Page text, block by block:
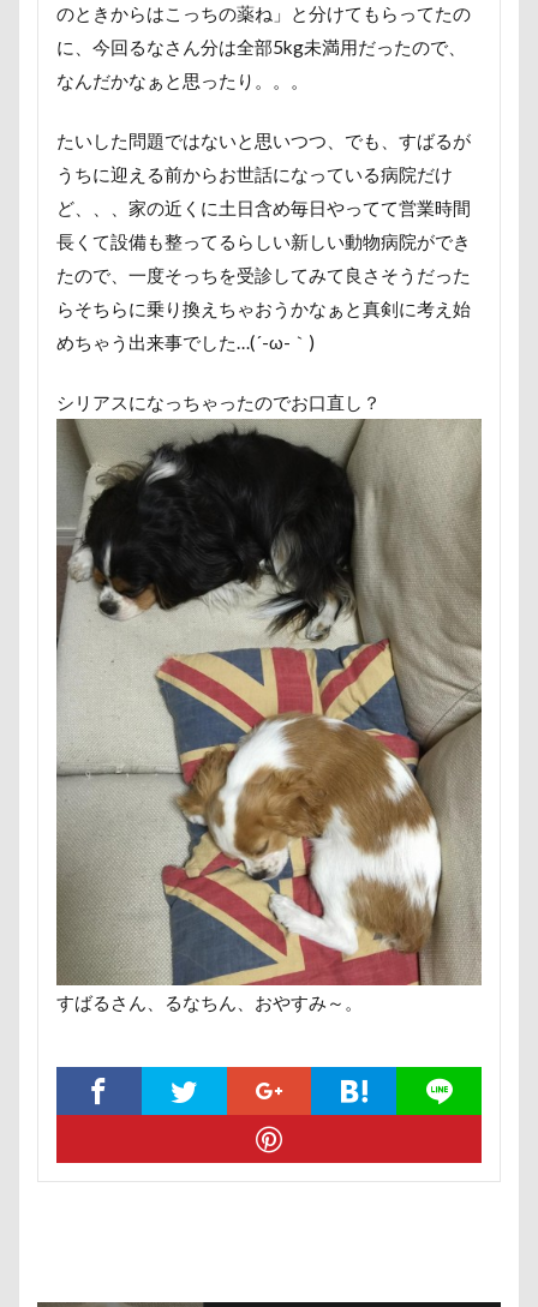
のときからはこっちの薬ね」と分けてもらってたの
に、今回るなさん分は全部5kg未満用だったので、
なんだかなぁと思ったり。。。
たいした問題ではないと思いつつ、でも、すばるが
うちに迎える前からお世話になっている病院だけ
ど、、、家の近くに土日含め毎日やってて営業時間
長くて設備も整ってるらしい新しい動物病院ができ
たので、一度そっちを受診してみて良さそうだった
らそちらに乗り換えちゃおうかなぁと真剣に考え始
めちゃう出来事でした…(´-ω-｀)
シリアスになっちゃったのでお口直し？
すばるさん、るなちん、おやすみ～。
萌華ちゃん
萌ちゃん 菜の花
草津温泉
草津国際スキー場
草加市
茶屋
胸の飾り毛
育成 被り物
粉ミルク
米袋
米沢牛ステーキレストラン un
節分
筑西市 等身大ガンダム
笛吹市
立山連峰 空腹 糸満市
移動中
称名滝
秩父 福袋 福島県
神社
神奈川県
砺波市 破壊王
粗相
紅ズワイガニ
肘掛けスタイル
羽咋市
肉球ハーネス
肉球 耳掃除嫌い
耳
羽鳥湖 羽田空港 群馬県
紅梅
美術館
羊毛フェルト
絵皿
絵画教室
紫陽花
紋次郎くん
紅葉 血液検査
被毛
石巻市
長野北部旅行 青木町公園
震災
雪
集合写真
階段
長野県
長野原町 長瀞屋 音雅
長瀞
長持ちオヤツ
長友心平 鐘
銀行印
銀座ミレージャギャラリー
鈴木福
野菜ジャーキー
里山ドッグランサム
静電気
顔スワップ
那須高原SA 飾り毛
鼻
鵜の浜海岸
鳩 鰻
魚止めの滝
鬼押出し園
駄々コネ 首里城
館林市
飼い主似
飯能市
飯山市
食欲魔人
食器 食事風景
食べ渋り
食べたい
飛行犬 願い事メーカー
赤ちゃん
貸し切り温泉
豆キャッチ
読者投稿
誕生日
試着 診察台 越谷市
記念日